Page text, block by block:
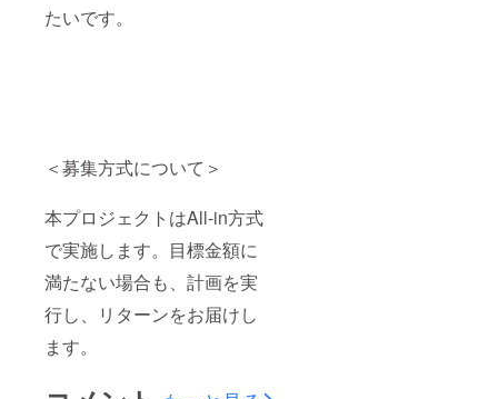
たいです。
＜募集方式について＞
本プロジェクトはAll-in方式
で実施します。目標金額に
満たない場合も、計画を実
行し、リターンをお届けし
ます。